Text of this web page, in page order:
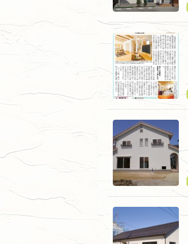
「福島展示場（伊
「リビング新聞４
れています。」の
「４月２０日(土)
見学会（福島市八